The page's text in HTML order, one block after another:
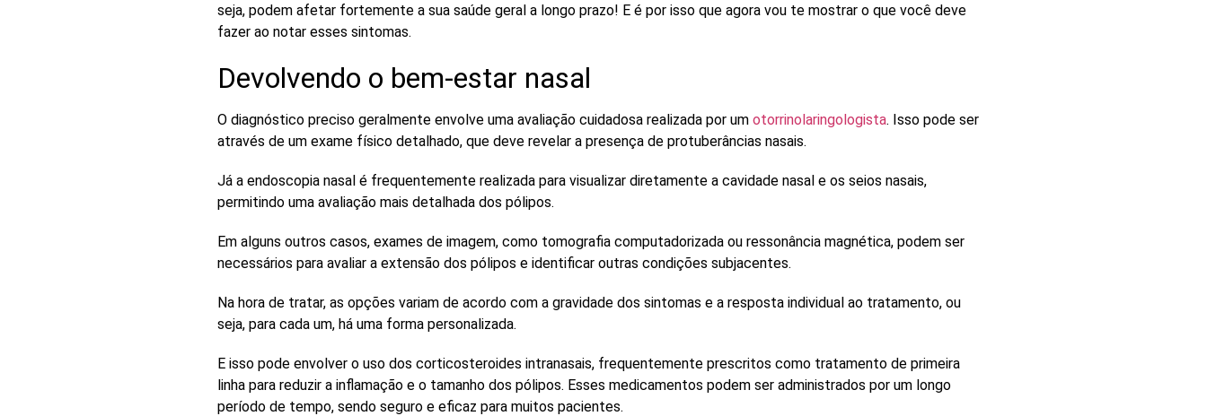
seja, podem afetar fortemente a sua saúde geral a longo prazo! E é por isso que agora vou te mostrar o que você deve
fazer ao notar esses sintomas.
Devolvendo o bem-estar nasal
O diagnóstico preciso geralmente envolve uma avaliação cuidadosarealizada por um otorrinolaringologista. Isso pode ser
através de um exame físico detalhado, que deve revelar a presença de protuberâncias nasais.
Já a endoscopia nasalé frequentemente realizada para visualizar diretamente a cavidade nasal e os seios nasais,
permitindo uma avaliação mais detalhada dos pólipos.
Em alguns outros casos, exames de imagem, como tomografia computadorizada ou ressonância magnética, podem ser
necessários para avaliar a extensão dos pólipos e identificar outras condições subjacentes.
Na hora de tratar, as opções variam de acordo com a gravidade dos sintomas e a resposta individual ao tratamento, ou
seja, para cada um, há uma forma personalizada.
E isso pode envolver o uso dos corticosteroides intranasais, frequentemente prescritos como tratamento de primeira
linha para reduzir a inflamação e o tamanho dos pólipos. Esses medicamentos podem ser administrados por um longo
período de tempo, sendo seguro e eficaz para muitos pacientes.